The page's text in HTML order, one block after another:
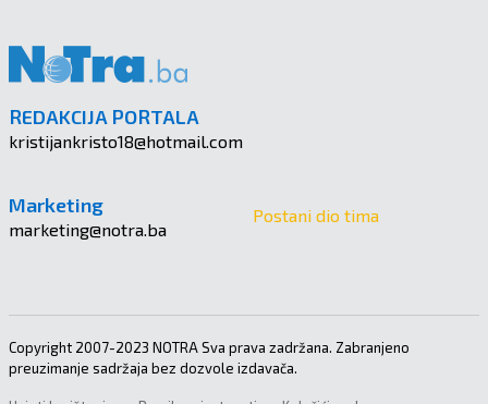
REDAKCIJA PORTALA
kristijankristo18@hotmail.com
Marketing
marketing@notra.ba
Postani dio tima
Copyright 2007-2023 NOTRA Sva prava zadržana. Zabranjeno
preuzimanje sadržaja bez dozvole izdavača.